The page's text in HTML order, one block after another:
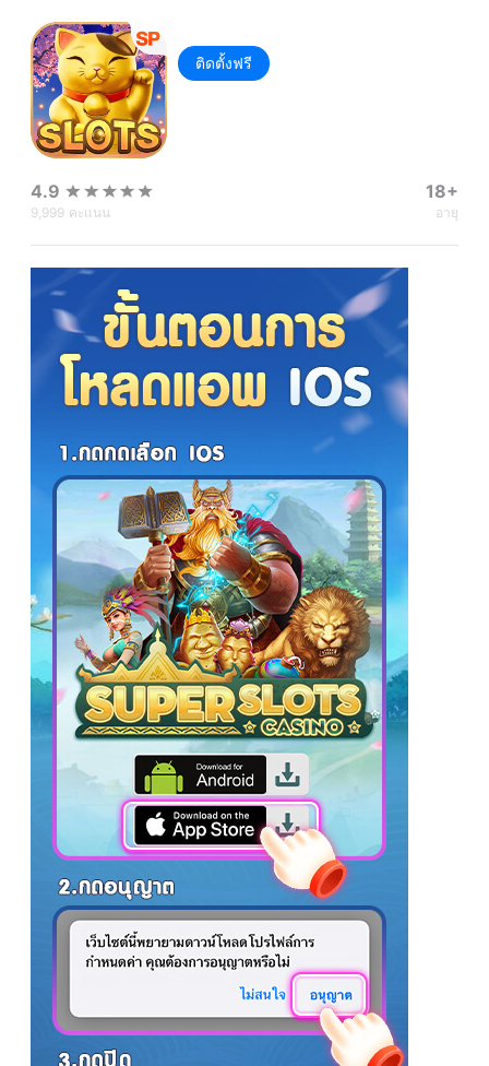
ติดตั้งฟรี
4.9
9,999 คะแนน
18+
อายุ